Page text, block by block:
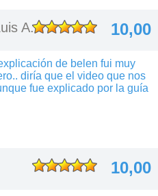
A. 10,00
de belen fui muy
diría que el video que nos
fue explicado por la guía
10,00